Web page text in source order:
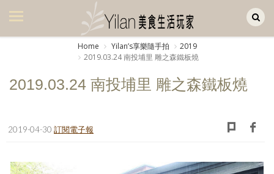
美食集
廚房集
旅遊美食集
生活風
Home Yilanʼs享樂隨手拍
2019
2019.03.24 南投埔里 雕之森鐵板燒
2019.03.24 南投埔里 雕之森鐵板燒
2019-04-30 訂閱電子報